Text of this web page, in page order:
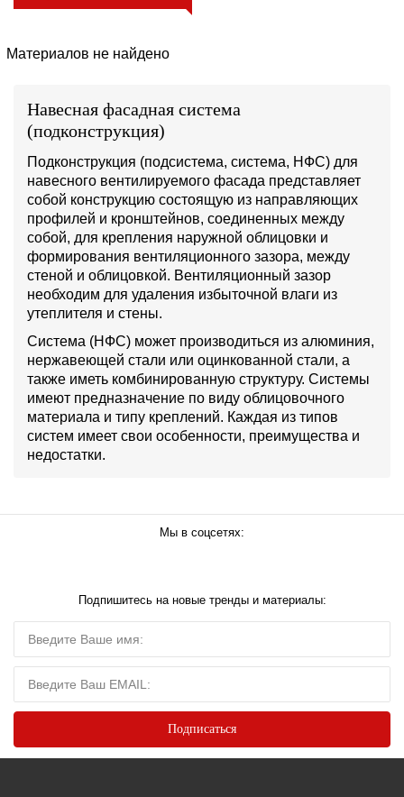
Материалов не найдено
Навесная фасадная система
(подконструкция)
Подконструкция (подсистема, система, НФС) для
навесного вентилируемого фасада представляет
собой конструкцию состоящую из направляющих
профилей и кронштейнов, соединенных между
собой, для крепления наружной облицовки и
формирования вентиляционного зазора, между
стеной и облицовкой. Вентиляционный зазор
необходим для удаления избыточной влаги из
утеплителя и стены.
Система (НФС) может производиться из алюминия,
нержавеющей стали или оцинкованной стали, а
также иметь комбинированную структуру. Системы
имеют предназначение по виду облицовочного
материала и типу креплений. Каждая из типов
систем имеет свои особенности, преимущества и
недостатки.
Мы в соцсетях:
Подпишитесь на новые тренды и материалы: